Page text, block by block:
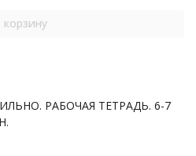
корзину
РАБОЧАЯ ТЕТРАДЬ. 6-7